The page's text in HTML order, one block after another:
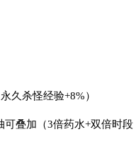
久杀怪经验+8%）
可叠加（3倍药水+双倍时段